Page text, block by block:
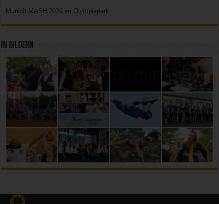
Munich MASH 2026 im Olympiapark
In Bildern